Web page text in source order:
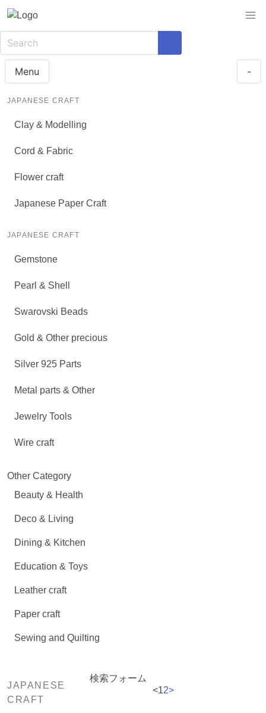
Menu -
JAPANESE CRAFT
Clay & Modelling
Cord & Fabric
Flower craft
Japanese Paper Craft
JAPANESE CRAFT
Gemstone
Pearl & Shell
Swarovski Beads
Gold & Other precious
Silver 925 Parts
Metal parts & Other
Jewelry Tools
Wire craft
Other Category
Beauty & Health
Deco & Living
Dining & Kitchen
Education & Toys
Leather craft
Paper craft
Sewing and Quilting
JAPANESE
CRAFT
検索フォーム
<12>